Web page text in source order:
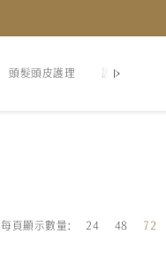
頭髮頭皮護理 護膚品
每頁顯示數量: 24 48 72